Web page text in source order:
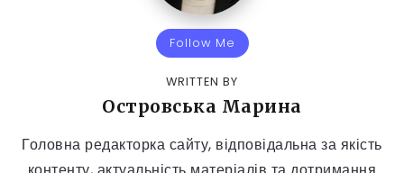
Follow Me
WRITTEN BY
Островська Марина
Головна редакторка сайту, відповідальна за якість